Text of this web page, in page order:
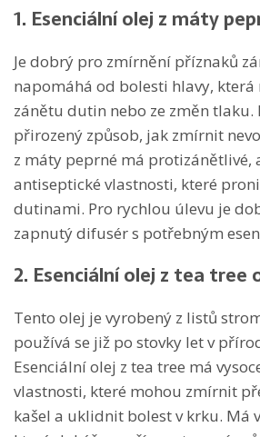
1. Esenciální olej z máty
Je dobrý pro zmírnění příznaků
napomáhá od bolesti hlavy, která
zánětu dutin nebo ze změn tlaku.
přirozený způsob, jak zmírnit
z máty peprné má protizánětlivé,
antiseptické vlastnosti, které
dutinami. Pro rychlou úlevu je
zapnutý difusér s potřebným
2. Esenciální olej z tea tree
Tento olej je vyrobený z listů
používá se již po stovky let v
Esenciální olej z tea tree má
vlastnosti, které mohou zmírnit
kašel a uklidnit bolest v krku. Má